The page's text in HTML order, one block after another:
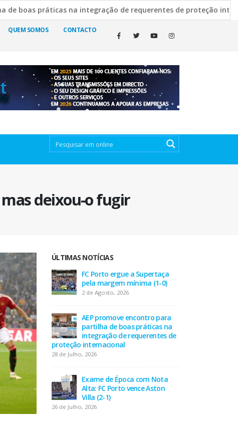
na integração de requerentes de proteção internacional
Escura esclarece decisão de manter cemitérios abertos
QUEM SOMOS CONTACTO
mas deixou-o fugir
ÚLTIMAS NOTÍCIAS
(1-0)
para
na
de
Nota
Aston
AEP desafia empresas na QSP
Summit e revela prioridades
do tecido empresarial em dois
O Fator Humano na Era
Algorítmica: As Grandes
Linhas de Força do QSP
Leça FC vence Campeonato de
Portugal na final do Jamor